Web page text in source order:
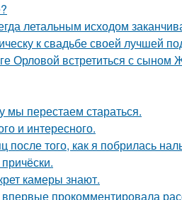
летальным исходом
к свадьбе своей лучшей
Орловой встретиться с сыном
мы перестаем стараться.
и интересного.
после того, как я побрилась
камеры знают.
прокомментировала